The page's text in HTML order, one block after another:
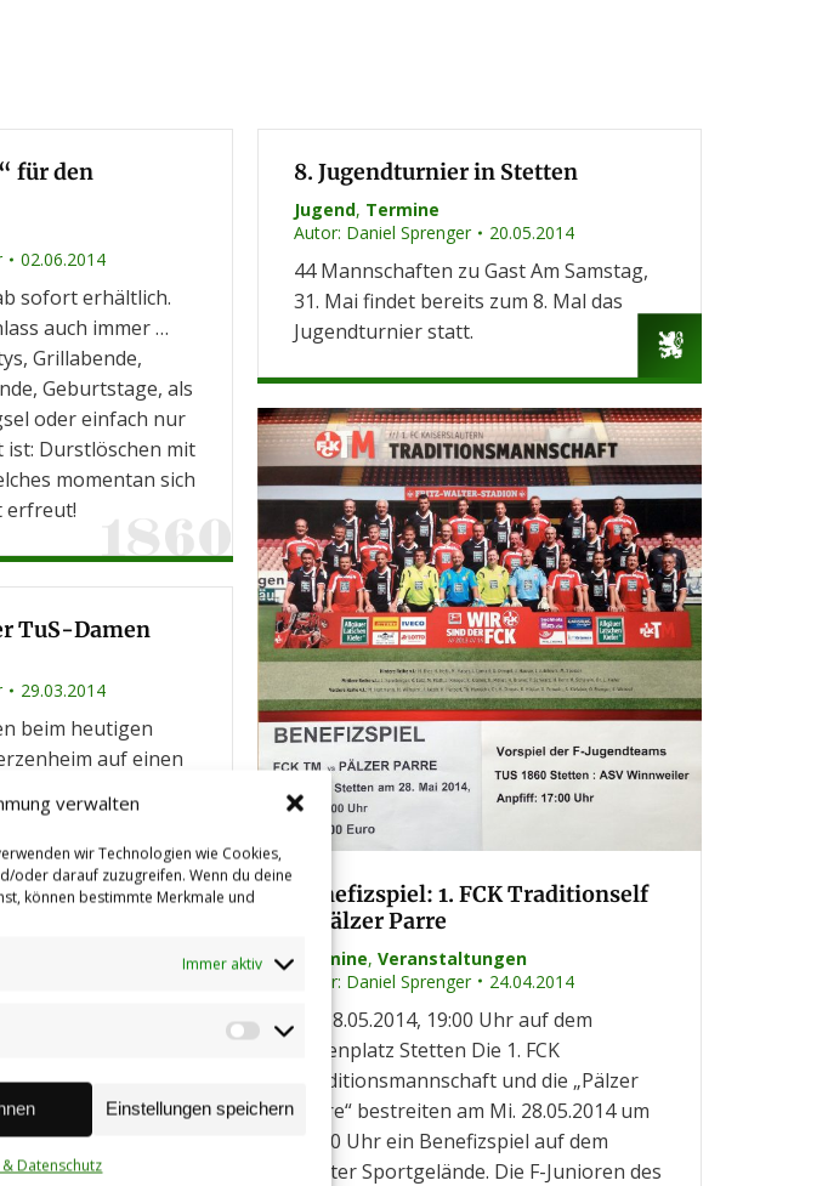
verwalten
wir Technologien wie Cookies,
oder darauf zuzugreifen. Wenn du deine
können bestimmte Merkmale und
Immer aktiv
Widgets
fussball.de
Einstellungen speichern
Datenschutz
für den
02.06.2014
sofort erhältlich.
auch immer …
Grillabende,
Geburtstage, als
oder einfach nur
ist: Durstlöschen mit
momentan sich
erfreut!
8. Jugendturnier in Stetten
Jugend, Termine
Autor: Daniel Sprenger 20.05.2014
44 Mannschaften zu Gast Am Samstag,
31. Mai findet bereits zum 8. Mal das
Jugendturnier statt.
Benefizspiel: 1. FCK Traditionself
– Pälzer Parre
Termine, Veranstaltungen
Autor: Daniel Sprenger 24.04.2014
Mi 28.05.2014, 19:00 Uhr auf dem
Rasenplatz Stetten Die 1. FCK
Traditionsmannschaft und die „Pälzer
Parre“ bestreiten am Mi. 28.05.2014 um
19:00 Uhr ein Benefizspiel auf dem
Stetter Sportgelände. Die F-Junioren des
TuS-Damen
29.03.2014
beim heutigen
auf einen
Saisonauftakt in
Anpfiff
22.08.2013